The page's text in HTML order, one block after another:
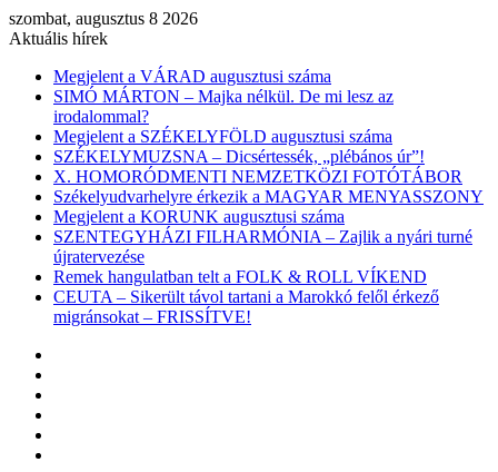
szombat, augusztus 8 2026
Aktuális hírek
Megjelent a VÁRAD augusztusi száma
SIMÓ MÁRTON – Majka nélkül. De mi lesz az
irodalommal?
Megjelent a SZÉKELYFÖLD augusztusi száma
SZÉKELYMUZSNA – Dicsértessék, „plébános úr”!
X. HOMORÓDMENTI NEMZETKÖZI FOTÓTÁBOR
Székelyudvarhelyre érkezik a MAGYAR MENYASSZONY
Megjelent a KORUNK augusztusi száma
SZENTEGYHÁZI FILHARMÓNIA – Zajlik a nyári turné
újratervezése
Remek hangulatban telt a FOLK & ROLL VÍKEND
CEUTA – Sikerült távol tartani a Marokkó felől érkező
migránsokat – FRISSÍTVE!